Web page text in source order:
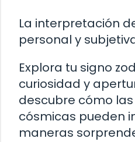
La interpretación
personal y
Explora tu signo
curiosidad y
descubre cómo
cósmicas pueden
maneras